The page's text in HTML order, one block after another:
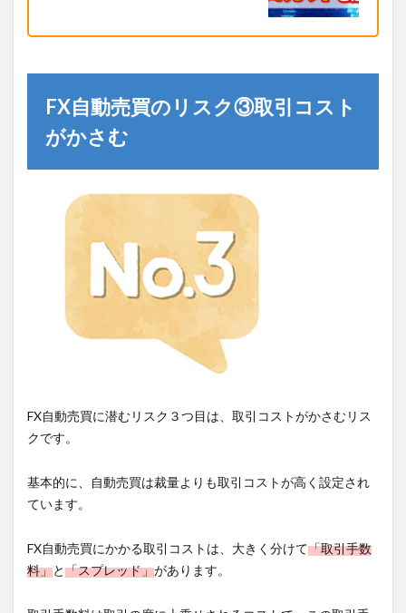
FX自動売買のリスク③取引コスト
がかさむ
FX自動売買に潜むリスク３つ目は、取引コストがかさむリス
クです。
基本的に、自動売買は裁量よりも取引コストが高く設定され
ています。
FX自動売買にかかる取引コストは、大きく分けて「取引手数
料」と「スプレッド」があります。